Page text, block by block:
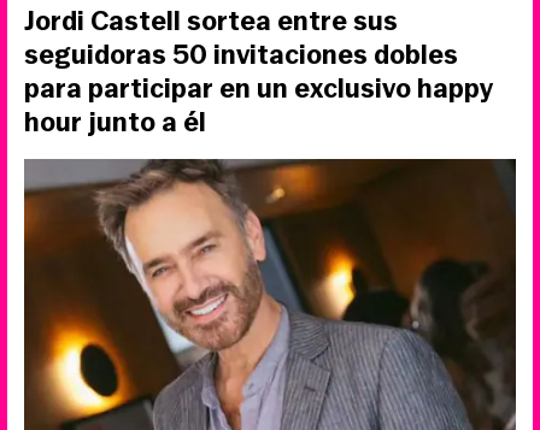
Jordi Castell sortea entre sus
seguidoras 50 invitaciones dobles
para participar en un exclusivo happy
hour junto a él